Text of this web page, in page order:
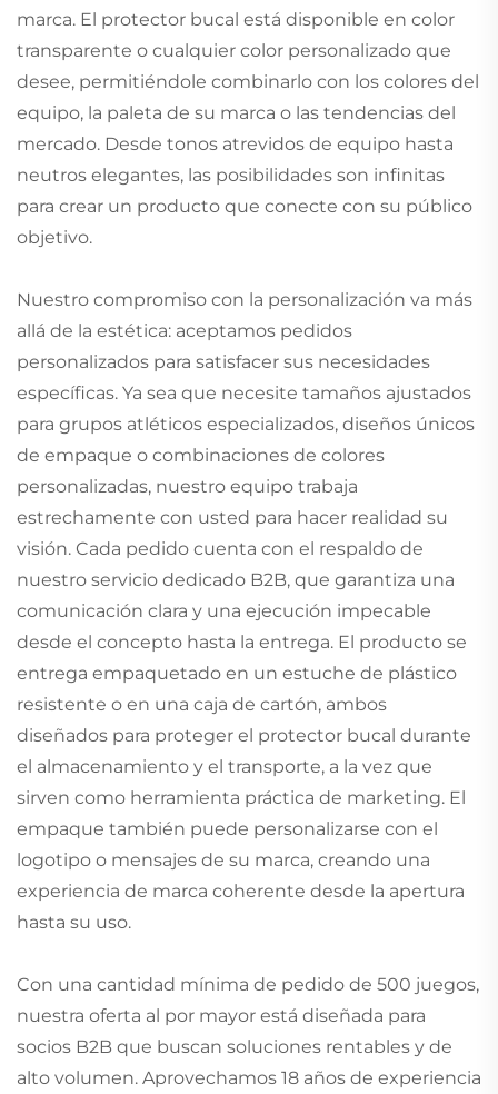
marca. El protector bucal está disponible en color
transparente o cualquier color personalizado que
desee, permitiéndole combinarlo con los colores del
equipo, la paleta de su marca o las tendencias del
mercado. Desde tonos atrevidos de equipo hasta
neutros elegantes, las posibilidades son infinitas
para crear un producto que conecte con su público
objetivo.
Nuestro compromiso con la personalización va más
allá de la estética: aceptamos pedidos
personalizados para satisfacer sus necesidades
específicas. Ya sea que necesite tamaños ajustados
para grupos atléticos especializados, diseños únicos
de empaque o combinaciones de colores
personalizadas, nuestro equipo trabaja
estrechamente con usted para hacer realidad su
visión. Cada pedido cuenta con el respaldo de
nuestro servicio dedicado B2B, que garantiza una
comunicación clara y una ejecución impecable
desde el concepto hasta la entrega. El producto se
entrega empaquetado en un estuche de plástico
resistente o en una caja de cartón, ambos
diseñados para proteger el protector bucal durante
el almacenamiento y el transporte, a la vez que
sirven como herramienta práctica de marketing. El
empaque también puede personalizarse con el
logotipo o mensajes de su marca, creando una
experiencia de marca coherente desde la apertura
hasta su uso.
Con una cantidad mínima de pedido de 500 juegos,
nuestra oferta al por mayor está diseñada para
socios B2B que buscan soluciones rentables y de
alto volumen. Aprovechamos 18 años de experiencia